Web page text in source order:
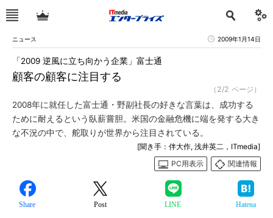
ニュース 2009年1月14日
顧客の顧客に注目する
「2009 逆風に立ち向かう企業」富士通
（2/2 ページ）
2008年に就任した富士通・野副社長の好きな言葉は、成功する
ために耐えるという臥薪嘗胆。米国の金融危機に端を発する大き
な不況の中で、舵取りが世界から注目されている。
[聞き手：伴大作, 浅井英二，ITmedia]
PC用表示
関連情報
Share Post LINE Hatena